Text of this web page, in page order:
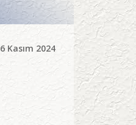
6 Kasım 2024